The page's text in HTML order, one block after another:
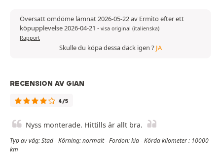
Översatt omdöme lämnat 2026-05-22 av Ermito efter ett
köpupplevelse 2026-04-21 - visa original (italienska)
Rapport
Skulle du köpa dessa däck igen ? JA
RECENSION AV GIAN
4/5
Nyss monterade. Hittills är allt bra.
Typ av väg: Stad - Körning: normalt - Fordon: kia - Körda kilometer : 10000
km